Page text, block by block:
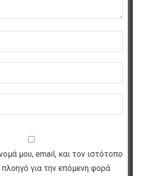
μου, email, και τον ιστότοπο
για την επόμενη φορά